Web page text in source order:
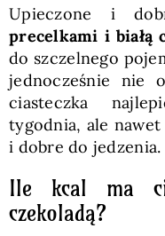
Upieczone i
precelkami i białą
do szczelnego
jednocześnie nie
ciasteczka
tygodnia, ale
i dobre do jedzenia.
Ile kcal ma
czekoladą?